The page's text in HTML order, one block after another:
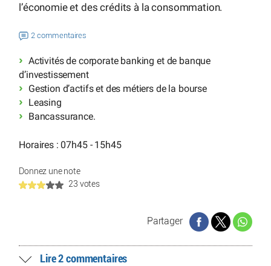
l’économie et des crédits à la consommation.
2 commentaires
Activités de corporate banking et de banque
d’investissement
Gestion d’actifs et des métiers de la bourse
Leasing
Bancassurance.
Horaires : 07h45 - 15h45
Donnez une note
23 votes
Partager
Lire 2 commentaires